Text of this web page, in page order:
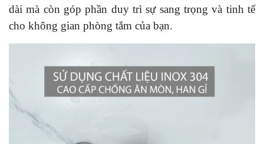
dài mà còn góp phần duy trì sự sang trọng và tinh tế
cho không gian phòng tắm của bạn.